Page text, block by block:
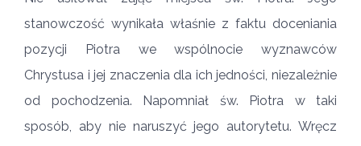
stanowczość wynikała właśnie z faktu doceniania
pozycji Piotra we wspólnocie wyznawców
Chrystusa i jej znaczenia dla ich jedności, niezależnie
od pochodzenia. Napomniał św. Piotra w taki
sposób, aby nie naruszyć jego autorytetu. Wręcz